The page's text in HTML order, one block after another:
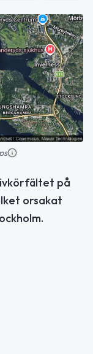
på
orsakat